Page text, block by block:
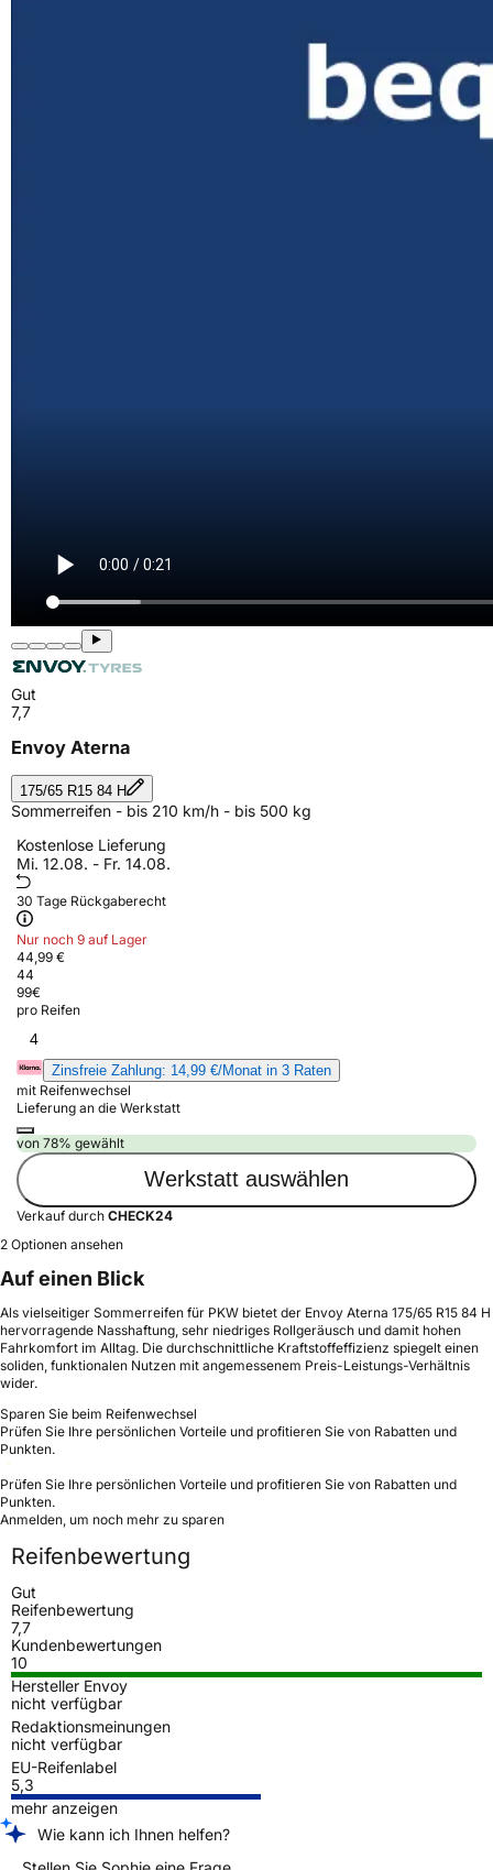
Gut
7,7
Envoy Aterna
175/65 R15 84 H
Sommerreifen - bis 210 km/h - bis 500 kg
Kostenlose Lieferung
Mi. 12.08. - Fr. 14.08.
30 Tage Rückgaberecht
Nur noch 9 auf Lager
44,99 €
44
99€
pro Reifen
4
Zinsfreie Zahlung: 14,99 €/Monat in 3 Raten
mit Reifenwechsel
Lieferung an die Werkstatt
von 78% gewählt
Werkstatt auswählen
Verkauf durch CHECK24
2 Optionen ansehen
Auf einen Blick
Als vielseitiger Sommerreifen für PKW bietet der Envoy Aterna 175/65 R15 84 H
hervorragende Nasshaftung, sehr niedriges Rollgeräusch und damit hohen
Fahrkomfort im Alltag. Die durchschnittliche Kraftstoffeffizienz spiegelt einen
soliden, funktionalen Nutzen mit angemessenem Preis-Leistungs-Verhältnis
wider.
Sparen Sie beim Reifenwechsel
Prüfen Sie Ihre persönlichen Vorteile und profitieren Sie von Rabatten und
Punkten.
Prüfen Sie Ihre persönlichen Vorteile und profitieren Sie von Rabatten und
Punkten.
Anmelden, um noch mehr zu sparen
Reifenbewertung
Gut
Reifenbewertung
7,7
Kundenbewertungen
10
Hersteller Envoy
nicht verfügbar
Redaktionsmeinungen
nicht verfügbar
EU-Reifenlabel
5,3
mehr anzeigen
Wie kann ich Ihnen helfen?